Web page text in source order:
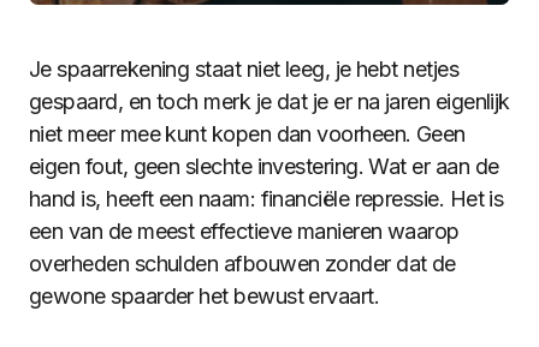
Je spaarrekening staat niet leeg, je hebt netjes
gespaard, en toch merk je dat je er na jaren eigenlijk
niet meer mee kunt kopen dan voorheen. Geen
eigen fout, geen slechte investering. Wat er aan de
hand is, heeft een naam: financiële repressie. Het is
een van de meest effectieve manieren waarop
overheden schulden afbouwen zonder dat de
gewone spaarder het bewust ervaart.